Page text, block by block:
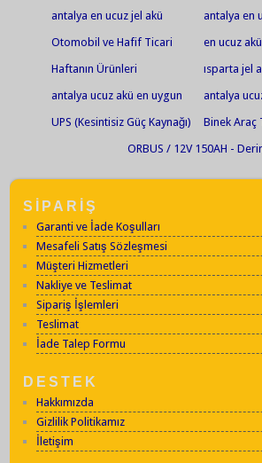
antalya en ucuz jel akü
antalya en
Otomobil ve Hafif Ticari
Araçlar
en ucuz akü
Haftanın Ürünleri
ısparta jel
antalya ucuz akü en uygun
akü jel akü en ucuz jel akü
akü market antalya akü
antalya
akü jel akü
akü
tamiri
UPS (Kesintisiz Güç Kaynağı)
Binek Araç
ORBUS / 12V 150AH -
SİPARİŞ
Garanti ve İade Koşulları
Mesafeli Satış Sözleşmesi
Müşteri Hizmetleri
Nakliye ve Teslimat
Sipariş İşlemleri
Teslimat
İade Talep Formu
DESTEK
Hakkımızda
Gizlilik Politikamız
İletişim